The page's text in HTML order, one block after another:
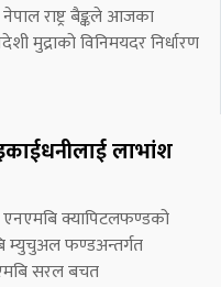
राष्ट्र बैङ्कले आजका
मुद्राको विनिमयदर निर्धारण
लाभांश
एनएमबि क्यापिटलफण्डको
म्युचुअल फण्डअन्तर्गत
सरल बचत